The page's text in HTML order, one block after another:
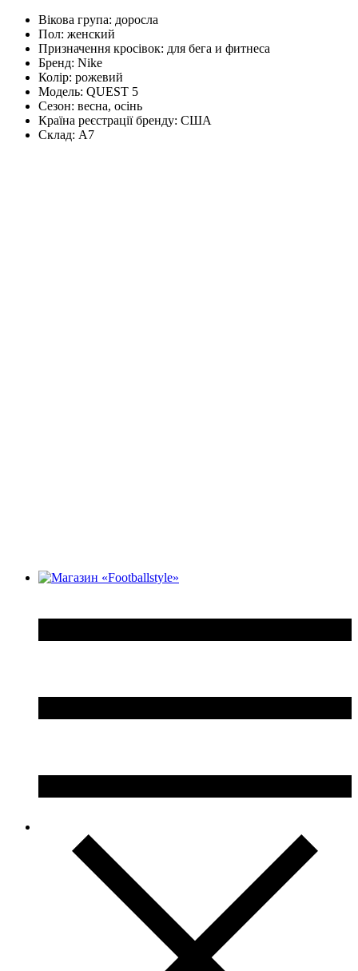
Вікова група: доросла
Пол: женский
Призначення кросівок: для бега и фитнеса
Бренд: Nike
Колір: рожевий
Модель: QUEST 5
Сезон: весна, осінь
Країна реєстрації бренду: США
Склад: А7